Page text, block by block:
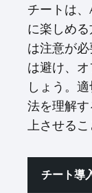
チートは
に楽しめ
は注意が
は避け、
しょう。
法を理解
上させるこ
チート導